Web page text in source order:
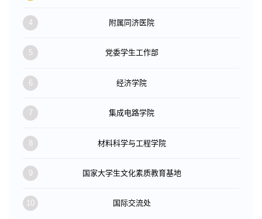
4 附属同济医院
5 党委学生工作部
6 经济学院
7 集成电路学院
8 材料科学与工程学院
9 国家大学生文化素质教育基地
10 国际交流处